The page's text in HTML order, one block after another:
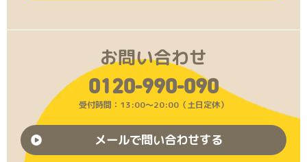
お問い合わせ
0120-990-090
受付時間：13:00〜20:00（土日定休）
メールで問い合わせする